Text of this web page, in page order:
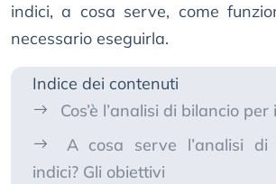
indici, a cosa serve, come
necessario eseguirla.
Indice dei contenuti
Cos’è l’analisi di bilancio per
A cosa serve l’analisi di
indici? Gli obiettivi